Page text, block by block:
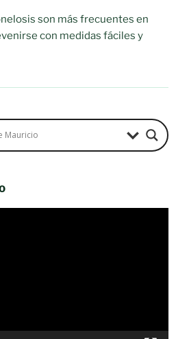
son más frecuentes en
con medidas fáciles y